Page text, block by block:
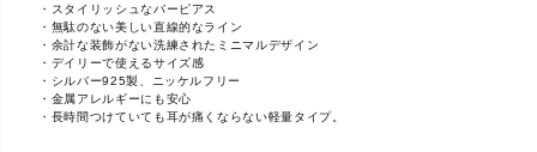
・スタイリッシュなバーピアス
・無駄のない美しい直線的なライン
・余計な装飾がない洗練されたミニマルデザイン
・デイリーで使えるサイズ感
・シルバー925製、ニッケルフリー
・金属アレルギーにも安心
・長時間つけていても耳が痛くならない軽量タイプ。